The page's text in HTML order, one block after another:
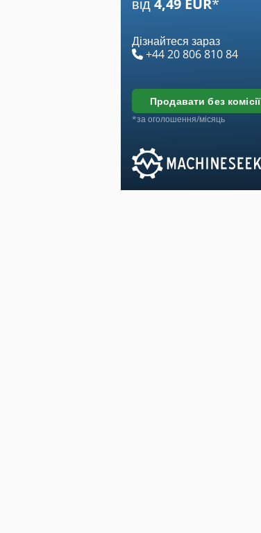
Дізнайтеся зараз
+44 20 806 810 84
продавати без комісії
*за оголошення/місяць